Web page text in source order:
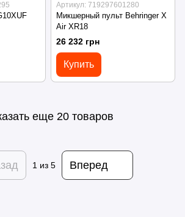
Артикул: 719297601280
Микшерный пульт Behringer X
Air XR18
26 232 грн
Купить
еще 20 товаров
1из 5 Вперед